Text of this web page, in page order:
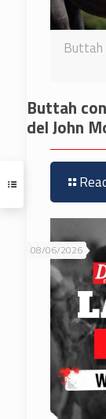
Buttah
Buttah
del John
08/06/2026